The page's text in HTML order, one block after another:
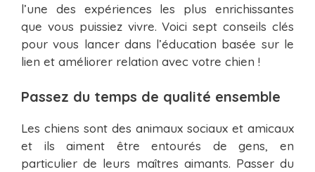
l’une des expériences les plus enrichissantes
que vous puissiez vivre. Voici sept conseils clés
pour vous lancer dans l’éducation basée sur le
lien et améliorer relation avec votre chien !
Passez du temps de qualité ensemble
Les chiens sont des animaux sociaux et amicaux
et ils aiment être entourés de gens, en
particulier de leurs maîtres aimants. Passer du